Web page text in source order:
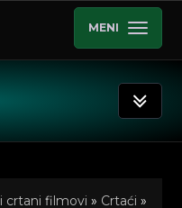
MENI
crtani filmovi » Crtaći »